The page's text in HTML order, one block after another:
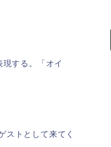
する。「オイ
ストとして来てく